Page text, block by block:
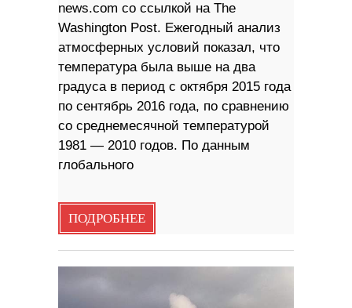
news.com со ссылкой на The
Washington Post. Ежегодный анализ
атмосферных условий показал, что
температура была выше на два
градуса в период с октября 2015 года
по сентябрь 2016 года, по сравнению
со среднемесячной температурой
1981 — 2010 годов. По данным
глобального
ПОДРОБНЕЕ